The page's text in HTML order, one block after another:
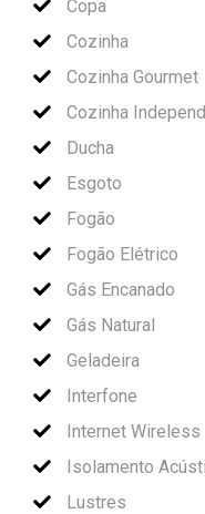
Copa
Cozinha
Cozinha Gourmet
Cozinha
Ducha
Esgoto
Fogão
Fogão Elétrico
Gás Encanado
Gás Natural
Geladeira
Interfone
Internet Wireless
Isolamento
Lustres